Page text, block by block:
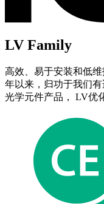
LV Family
高效、易于安装和低
年以来，归功于我们
光学元件产品， LV优